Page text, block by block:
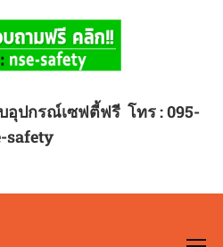
อุปกรณ์เซฟตี้ฟรี โทร : 095-
safety